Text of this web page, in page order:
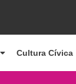
Cultura Cívica